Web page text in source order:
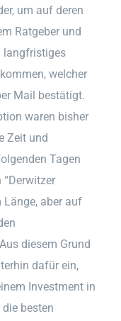
um auf deren
Ratgeber und
langfristiges
welcher
Mail bestätigt.
waren bisher
Zeit und
Tagen
Länge, aber auf
diesem Grund
dafür ein,
Investment in
besten